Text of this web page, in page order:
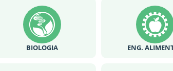
BIOLOGIA ENG.